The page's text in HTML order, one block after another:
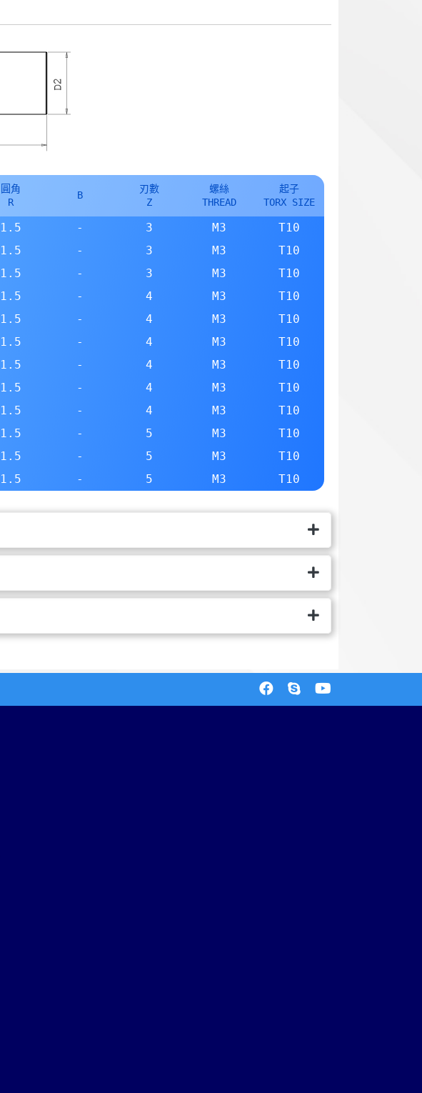
圓角
R
B
刃數
Z
螺絲
THREAD
起子
TORX SIZE
1.5 - 3 M3
T10
1.5 - 3 M3
T10
1.5 - 3 M3
T10
1.5 - 4 M3
T10
1.5 - 4 M3
T10
1.5 - 4 M3
T10
1.5 - 4 M3
T10
1.5 - 4 M3
T10
1.5 - 4 M3
T10
1.5 - 5 M3
T10
1.5 - 5 M3
T10
1.5 - 5 M3 T10